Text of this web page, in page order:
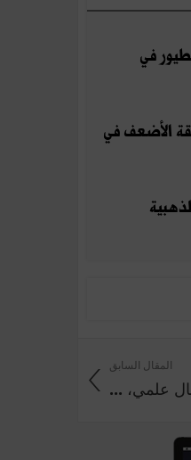
في
الأضعف في
المقال السابق
علمي، ...